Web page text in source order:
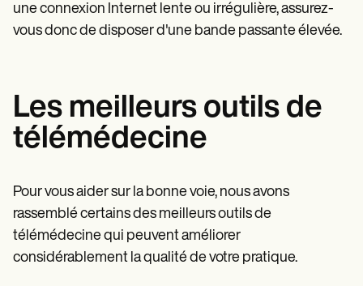
une connexion Internet lente ou irrégulière, assurez-
vous donc de disposer d'une bande passante élevée.
Les meilleurs outils de
télémédecine
Pour vous aider sur la bonne voie, nous avons
rassemblé certains des meilleurs outils de
télémédecine qui peuvent améliorer
considérablement la qualité de votre pratique.